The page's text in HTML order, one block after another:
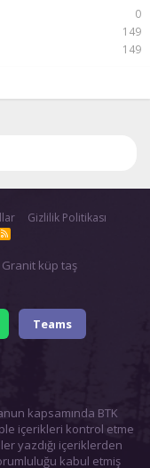
0
149
149
Gizlilik Politikası
R
Granit küp taş
Teams
kapsamında BTK
içerikleri kontrol etme
yazdığı içeriklerden
kabul etmiş